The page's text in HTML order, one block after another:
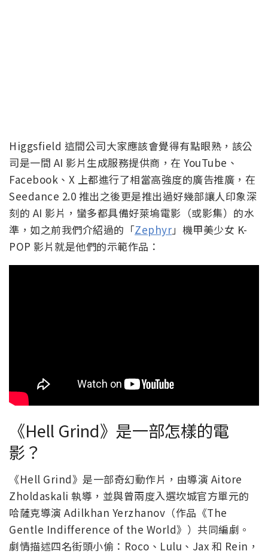
Higgsfield 這間公司大家應該會覺得有點眼熟，該公
司是一間 AI 影片生成服務提供商，在 YouTube、
Facebook、X 上都進行了相當高強度的廣告推廣，在
Seedance 2.0 推出之後更是推出過好幾部讓人印象深
刻的 AI 影片，蠻多都具備好萊塢電影（或影集）的水
準，如之前我們介紹過的「Zephyr」機甲美少女 K-
POP 影片就是他們的示範作品：
《Hell Grind》是一部怎樣的電
影？
《Hell Grind》是一部奇幻動作片，由導演 Aitore
Zholdaskali 執導，並與曾兩度入選坎城官方單元的
哈薩克導演 Adilkhan Yerzhanov（作品《The
Gentle Indifference of the World》）共同編劇。
劇情描述四名街頭小偷：Roco、Lulu、Jax 和 Rein，